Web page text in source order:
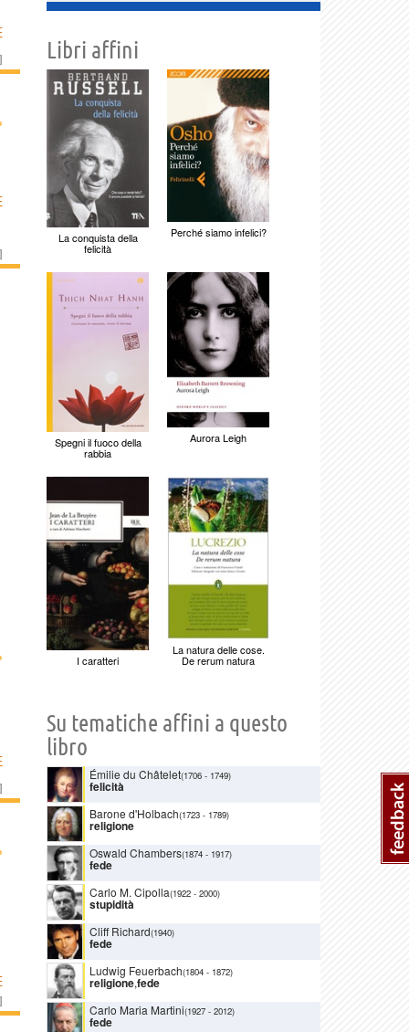
]
]
]
]
Libri affini
La conquista della
felicità
Perché siamo infelici?
Spegni il fuoco della
rabbia
Aurora Leigh
I caratteri
La natura delle cose.
De rerum natura
Su tematiche affini a questo
libro
Émilie du Châtelet(1706 - 1749)
felicità
Barone d'Holbach(1723 - 1789)
religione
Oswald Chambers(1874 - 1917)
fede
Carlo M. Cipolla(1922 - 2000)
stupidità
Cliff Richard(1940)
fede
Ludwig Feuerbach(1804 - 1872)
religione,fede
Carlo Maria Martini(1927 - 2012)
fede